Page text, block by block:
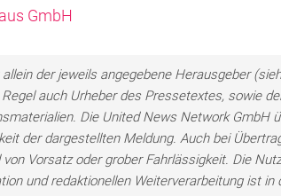
GmbH
der jeweils angegebene Herausgeber
auch Urheber des Pressetextes, sowie
Die United News Network GmbH
der dargestellten Meldung. Auch bei
Vorsatz oder grober Fahrlässigkeit. Die
und redaktionellen Weiterverarbeitung ist in